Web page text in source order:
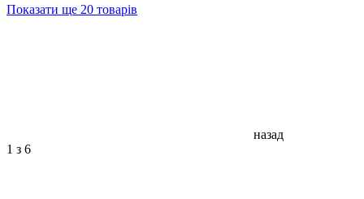
Показати ще 20 товарів
назад
1 з 6